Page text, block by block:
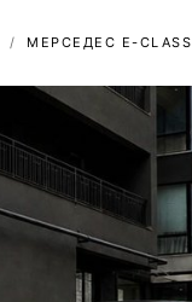
МЕРСЕДЕС E-CLASS